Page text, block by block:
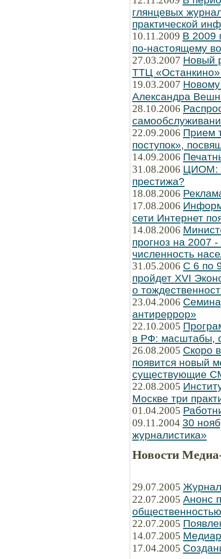
глянцевых
практической
10.11.2009 В 2009
по-настоящему
27.03.2007 Новый
ТТЦ
19.03.2007
Александра
28.10.2006
22.09.2006 Прием
поступок»,
14.09.2006
31.08.2006 ЦИОМ:
престижа?
18.08.2006
17.08.2006
сети Интернет
14.08.2006
прогноз на 2007
численность
31.05.2006 С 6 по
пройдет XVI
о
23.04.2006
антиреррор»
22.10.2005
в РФ: масштабы,
26.08.2005 Скоро
появится новый
существующие
22.08.2005
Москве три
01.04.2005
09.11.2004 30
журналистика»
Новости
29.07.2005
22.07.2005 Анонс
общественностью
22.07.2005
14.07.2005
17.04.2005